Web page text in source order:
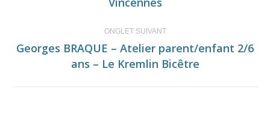
commentaire
précédent
ONGLET SUIVANT
Onglet
suivant
Georges BRAQUE – Atelier parent/enfant 2/6
ans – Le Kremlin Bicêtre